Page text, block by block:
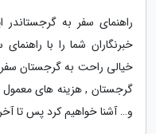
راهنمای سفر به
خبرنگاران شما را با
خیالی راحت به گرجستان سفر
گرجستان , هزینه های
و… آشنا خواهیم کرد پس تا